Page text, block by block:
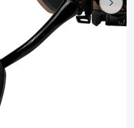
著しく状態が悪いが使用はでき
るもの、改造品も含む
※ルアー、エギ、雑品、その他につきましては
ランク表記はございません。 状態は写真にてご
確認ください。